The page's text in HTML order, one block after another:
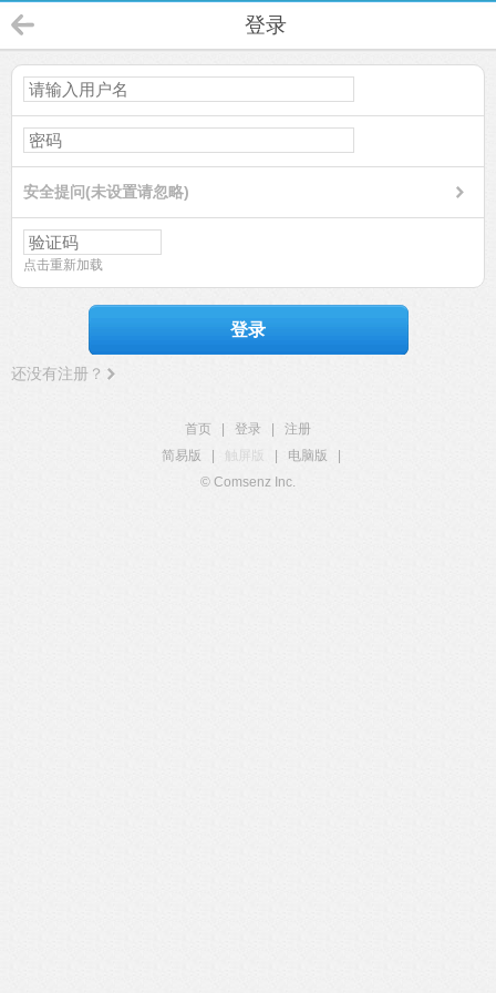
登录
安全提问(未设置请忽略)
点击重新加载
登录
还没有注册？
首页 登录
注册
简易版
触屏版 电脑版
© Comsenz Inc.